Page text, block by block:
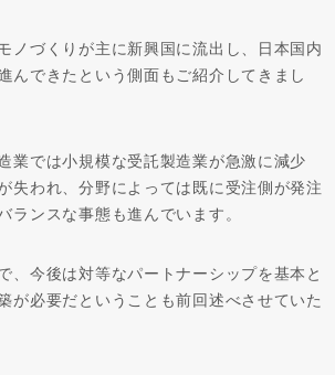
ノづくりが主に新興国に流出し、日本国内
んできたという側面もご紹介してきまし
業では小規模な受託製造業が急激に減少
失われ、分野によっては既に受注側が発注
ランスな事態も進んでいます。
、今後は対等なパートナーシップを基本と
が必要だということも前回述べさせていた